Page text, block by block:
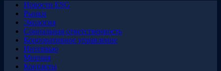
Новости ESG
Рынки
Экология
Социальная ответственность
Корпоративное управление
Интервью
Мнения
Контакты